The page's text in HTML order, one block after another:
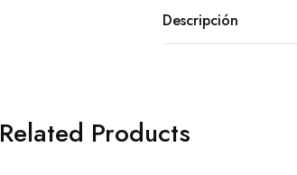
Descripción
Related Products